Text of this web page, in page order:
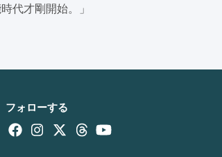
代才剛開始。」
フォローする